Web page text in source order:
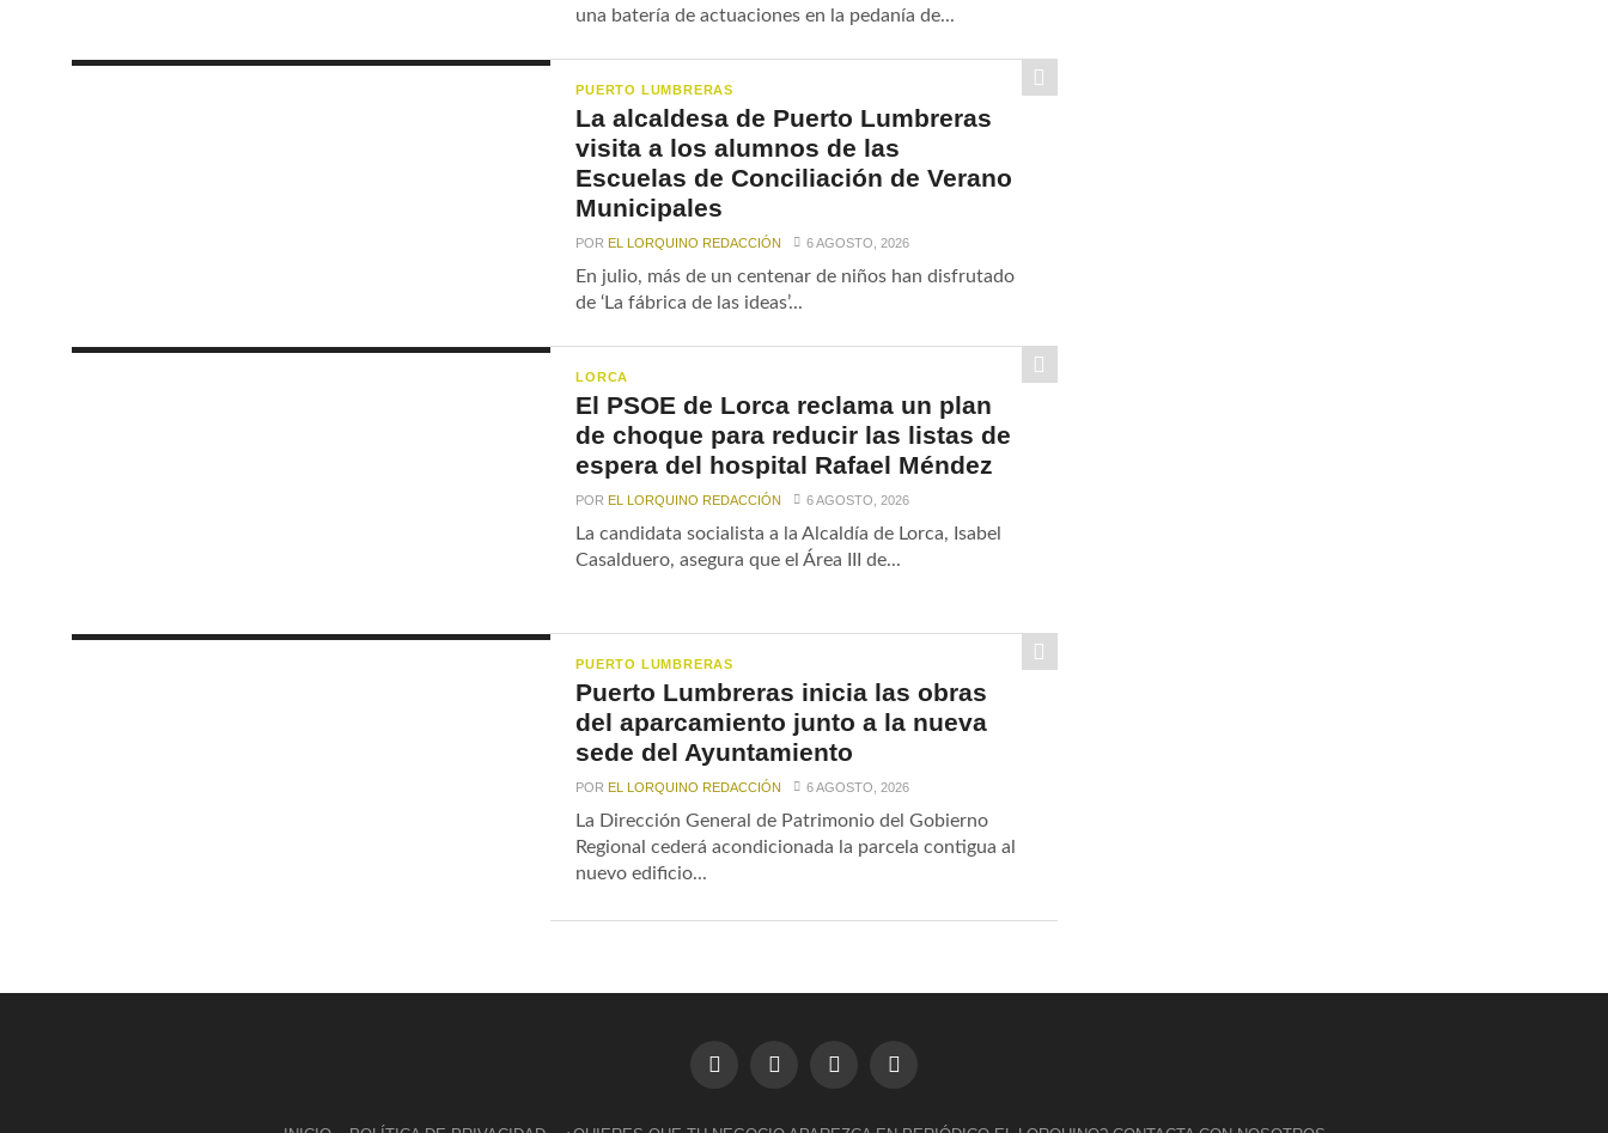
una batería de actuaciones en la pedanía de...
PUERTO LUMBRERAS
La alcaldesa de Puerto Lumbreras
visita a los alumnos de las
Escuelas de Conciliación de Verano
Municipales
POREL LORQUINO REDACCIÓN 6 AGOSTO, 2026
En julio, más de un centenar de niños han disfrutado
de ‘La fábrica de las ideas’...
LORCA
El PSOE de Lorca reclama un plan
de choque para reducir las listas de
espera del hospital Rafael Méndez
POREL LORQUINO REDACCIÓN 6 AGOSTO, 2026
La candidata socialista a la Alcaldía de Lorca, Isabel
Casalduero, asegura que el Área III de...
PUERTO LUMBRERAS
Puerto Lumbreras inicia las obras
del aparcamiento junto a la nueva
sede del Ayuntamiento
POREL LORQUINO REDACCIÓN 6 AGOSTO, 2026
La Dirección General de Patrimonio del Gobierno
Regional cederá acondicionada la parcela contigua al
nuevo edificio...